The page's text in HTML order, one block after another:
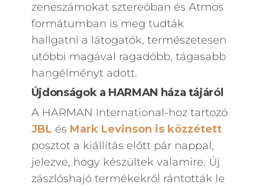
zeneszámokat sztereóban és Atmos
formátumban is meg tudták
hallgatni a látogatók, természetesen
utóbbi magával ragadóbb, tágasabb
hangélményt adott.
Újdonságok a HARMAN háza tájáról
A HARMAN International-hoz tartozó
JBL és Mark Levinson is közzétett
posztot a kiállítás előtt pár nappal,
jelezve, hogy készültek valamire. Új
zászlóshajó termékekről rántották le